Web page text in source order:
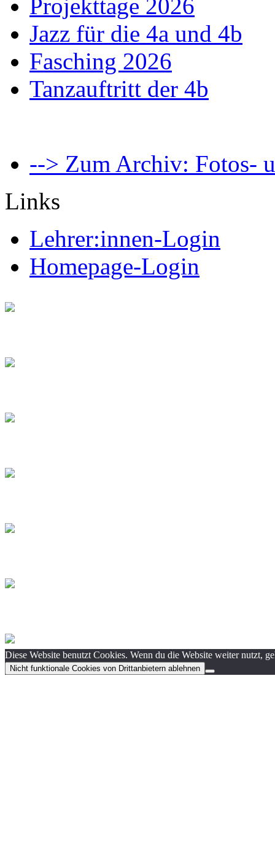
Projekttage 2026
Jazz für die 4a und 4b
Fasching 2026
Tanzauftritt der 4b
--> Zum Archiv: Fotos-
Links
Lehrer:innen-Login
Homepage-Login
Diese Website benutzt Cookies. Wenn du die Website weiter nutzt,
Nicht funktionale Cookies von Drittanbietern ablehnen